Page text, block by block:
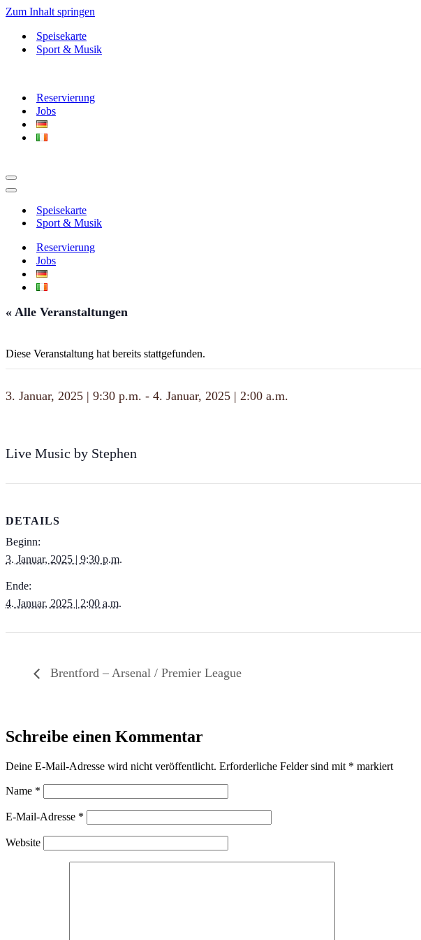
Zum Inhalt springen
Speisekarte
Sport & Musik
Reservierung
Jobs
Navigationsmenü
Navigationsmenü
Speisekarte
Sport & Musik
Reservierung
Jobs
« Alle Veranstaltungen
Diese Veranstaltung hat bereits stattgefunden.
3. Januar, 2025 | 9:30 p.m. - 4. Januar, 2025 | 2:00 a.m.
Live Music by Stephen
DETAILS
Beginn:
3. Januar, 2025 | 9:30 p.m.
Ende:
4. Januar, 2025 | 2:00 a.m.
Brentford – Arsenal / Premier League
Schreibe einen Kommentar
Deine E-Mail-Adresse wird nicht veröffentlicht. Erforderliche Felder sind mit * markiert
Name *
E-Mail-Adresse *
Website